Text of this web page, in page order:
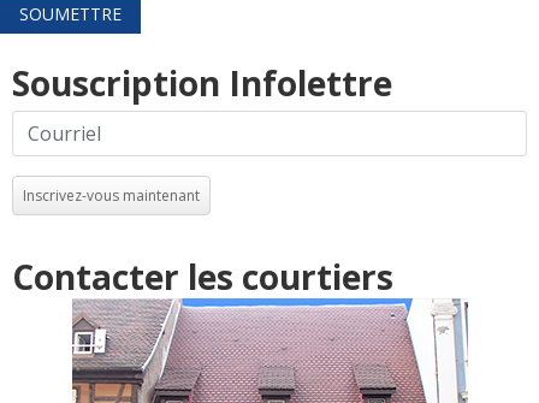
SOUMETTRE
Souscription Infolettre
Inscrivez-vous maintenant
Contacter les courtiers